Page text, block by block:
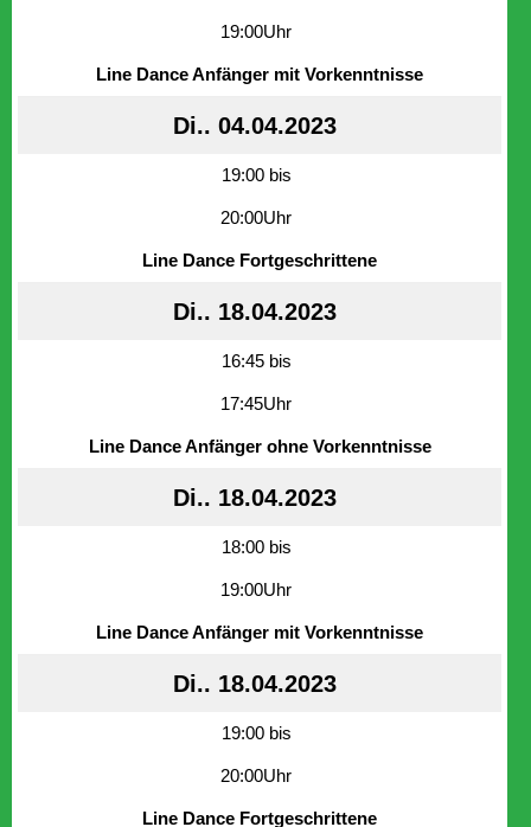
19:00Uhr
Line Dance Anfänger mit Vorkenntnisse
Di.. 04.04.2023
19:00 bis
20:00Uhr
Line Dance Fortgeschrittene
Di.. 18.04.2023
16:45 bis
17:45Uhr
Line Dance Anfänger ohne Vorkenntnisse
Di.. 18.04.2023
18:00 bis
19:00Uhr
Line Dance Anfänger mit Vorkenntnisse
Di.. 18.04.2023
19:00 bis
20:00Uhr
Line Dance Fortgeschrittene